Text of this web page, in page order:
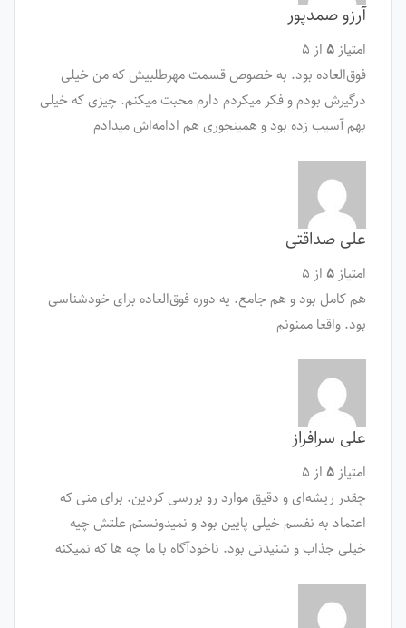
آرزو صمدپور
امتیاز۵ از ۵
فوق‌العاده بود. به خصوص قسمت مهرطلبیش که من خیلی
درگیرش بودم و فکر میکردم دارم محبت میکنم. چیزی که خیلی
بهم آسیب زده بود و همینجوری هم ادامه‌اش میدادم
علی صداقتی
امتیاز۵ از ۵
هم کامل بود و هم جامع. یه دوره فوق‌العاده برای خودشناسی
بود. واقعا ممنونم
علی سرافراز
امتیاز۵ از ۵
چقدر ریشه‌ای و دقیق موارد رو بررسی کردین. برای منی که
اعتماد به نفسم خیلی پایین بود و نمیدونستم علتش چیه
خیلی جذاب و شنیدنی بود. ناخودآگاه با ما چه ها که نمیکنه